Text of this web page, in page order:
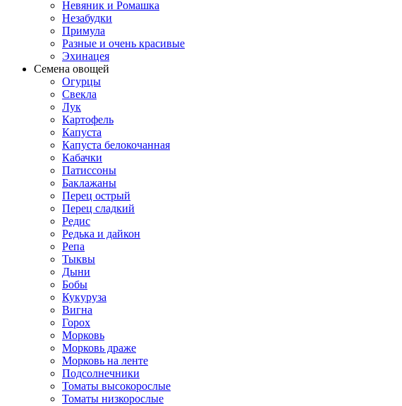
Невяник и Ромашка
Незабудки
Примула
Разные и очень красивые
Эхинацея
Семена овощей
Огурцы
Свекла
Лук
Картофель
Капуста
Капуста белокочанная
Кабачки
Патиссоны
Баклажаны
Перец острый
Перец сладкий
Редис
Редька и дайкон
Репа
Тыквы
Дыни
Бобы
Кукуруза
Вигна
Горох
Морковь
Морковь драже
Морковь на ленте
Подсолнечники
Томаты высокорослые
Томаты низкорослые